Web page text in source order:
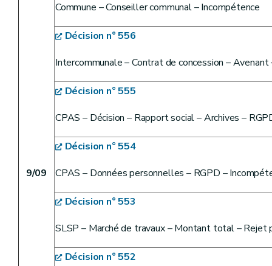
9/09
Commune – Conseiller communal – Incompétence
Décision n° 556
Intercommunale – Contrat de concession – Avenant
Décision n° 555
CPAS – Décision – Rapport social – Archives –
Décision n° 554
CPAS – Données personnelles – RGPD –
Décision n° 553
SLSP – Marché de travaux – Montant total – Rejet
Décision n° 552